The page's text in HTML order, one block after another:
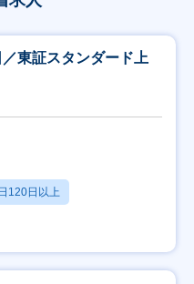
東証スタンダード上
120日以上